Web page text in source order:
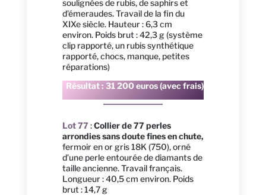
soulignées de rubis, de saphirs et
d’émeraudes. Travail de la fin du
XIXe siècle. Hauteur : 6,3 cm
environ. Poids brut : 42,3 g (système
clip rapporté, un rubis synthétique
rapporté, chocs, manque, petites
réparations)
Résultat : 31 200 euros (avec frais)
Lot 77:Collier de 77 perles
arrondies sans doute fines en chute,
fermoir en or gris 18K (750), orné
d’une perle entourée de diamants de
taille ancienne. Travail français.
Longueur : 40,5 cm environ. Poids
brut : 14,7 g